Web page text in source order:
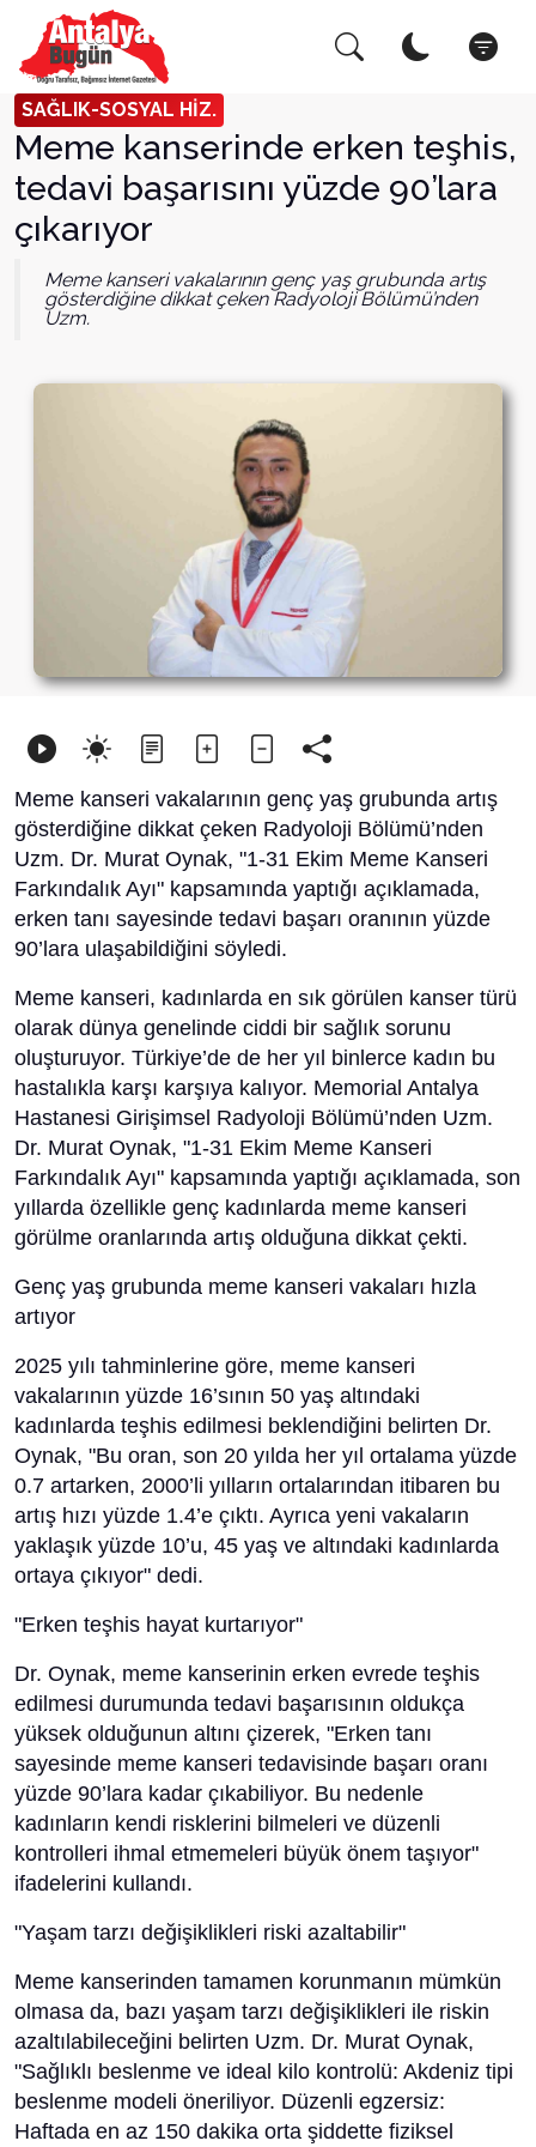
SAĞLIK-SOSYAL HİZ.
Meme kanserinde erken teşhis,
tedavi başarısını yüzde 90’lara
çıkarıyor
Meme kanseri vakalarının genç yaş grubunda artış
gösterdiğine dikkat çeken Radyoloji Bölümü’nden
Uzm.
Meme kanseri vakalarının genç yaş grubunda artış
gösterdiğine dikkat çeken Radyoloji Bölümü’nden
Uzm. Dr. Murat Oynak, "1-31 Ekim Meme Kanseri
Farkındalık Ayı" kapsamında yaptığı açıklamada,
erken tanı sayesinde tedavi başarı oranının yüzde
90’lara ulaşabildiğini söyledi.
Meme kanseri, kadınlarda en sık görülen kanser türü
olarak dünya genelinde ciddi bir sağlık sorunu
oluşturuyor. Türkiye’de de her yıl binlerce kadın bu
hastalıkla karşı karşıya kalıyor. Memorial Antalya
Hastanesi Girişimsel Radyoloji Bölümü’nden Uzm.
Dr. Murat Oynak, "1-31 Ekim Meme Kanseri
Farkındalık Ayı" kapsamında yaptığı açıklamada, son
yıllarda özellikle genç kadınlarda meme kanseri
görülme oranlarında artış olduğuna dikkat çekti.
Genç yaş grubunda meme kanseri vakaları hızla
artıyor
2025 yılı tahminlerine göre, meme kanseri
vakalarının yüzde 16’sının 50 yaş altındaki
kadınlarda teşhis edilmesi beklendiğini belirten Dr.
Oynak, "Bu oran, son 20 yılda her yıl ortalama yüzde
0.7 artarken, 2000’li yılların ortalarından itibaren bu
artış hızı yüzde 1.4’e çıktı. Ayrıca yeni vakaların
yaklaşık yüzde 10’u, 45 yaş ve altındaki kadınlarda
ortaya çıkıyor" dedi.
"Erken teşhis hayat kurtarıyor"
Dr. Oynak, meme kanserinin erken evrede teşhis
edilmesi durumunda tedavi başarısının oldukça
yüksek olduğunun altını çizerek, "Erken tanı
sayesinde meme kanseri tedavisinde başarı oranı
yüzde 90’lara kadar çıkabiliyor. Bu nedenle
kadınların kendi risklerini bilmeleri ve düzenli
kontrolleri ihmal etmemeleri büyük önem taşıyor"
ifadelerini kullandı.
"Yaşam tarzı değişiklikleri riski azaltabilir"
Meme kanserinden tamamen korunmanın mümkün
olmasa da, bazı yaşam tarzı değişiklikleri ile riskin
azaltılabileceğini belirten Uzm. Dr. Murat Oynak,
"Sağlıklı beslenme ve ideal kilo kontrolü: Akdeniz tipi
beslenme modeli öneriliyor. Düzenli egzersiz:
Haftada en az 150 dakika orta şiddette fiziksel
Arama Yap! Kapat